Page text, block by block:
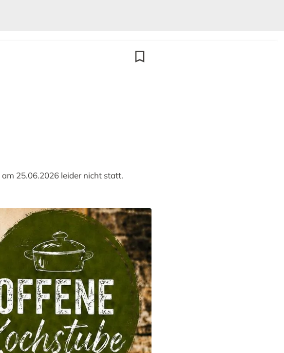
25.06.2026 leider nicht statt.